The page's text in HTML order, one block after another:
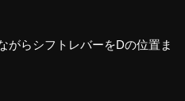
がらシフトレバーをDの位置ま